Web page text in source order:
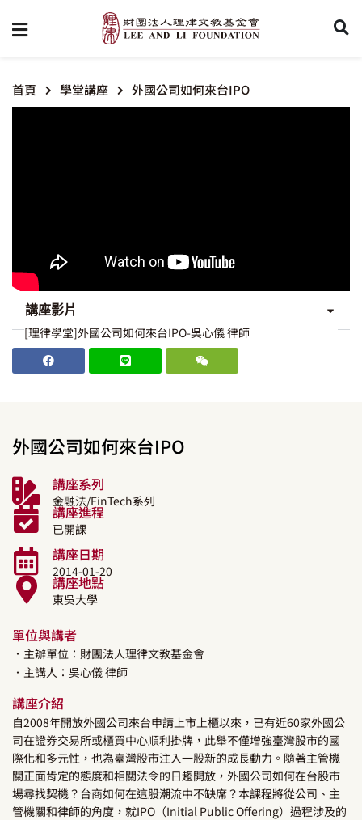
首頁 學堂講座 外國公司如何來台IPO
講座影片
[理律學堂]外國公司如何來台IPO-吳心儀 律師
外國公司如何來台IPO
講座系列
金融法/FinTech系列
講座進程
已開課
講座日期
2014-01-20
講座地點
東吳大學
單位與講者
．主辦單位：財團法人理律文教基金會
．主講人： 吳心儀律師
講座介紹
自2008年開放外國公司來台申請上市上櫃以來，已有近60家外國公
司在證券交易所或櫃買中心順利掛牌，此舉不僅增強臺灣股市的國
際化和多元性，也為臺灣股市注入一股新的成長動力。隨著主管機
關正面肯定的態度和相關法令的日趨開放，外國公司如何在台股市
場尋找契機？台商如何在這股潮流中不缺席？本課程將從公司、主
管機關和律師的角度，就IPO（Initial Public Offering）過程涉及的